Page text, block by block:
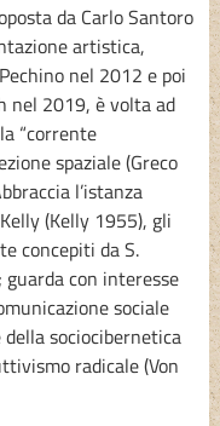
da Carlo Santoro
artistica,
nel 2012 e poi
nel 2019, è volta ad
“corrente
spaziale (Greco
l’istanza
(Kelly 1955), gli
concepiti da S.
guarda con interesse
sociale
sociocibernetica
radicale (Von